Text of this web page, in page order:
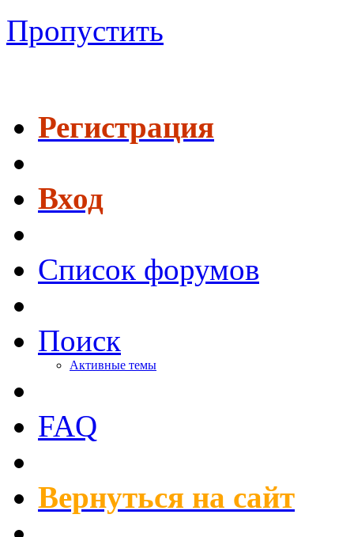
Пропустить
Регистрация
Вход
Список форумов
Поиск
Активные темы
FAQ
Вернуться на сайт